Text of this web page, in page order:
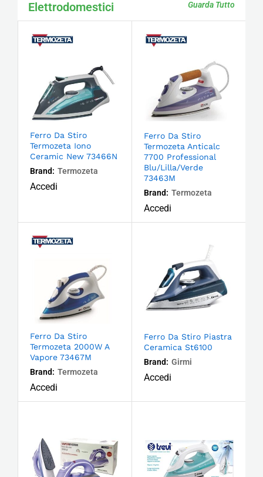
Elettrodomestici Guarda Tutto
Ferro Da Stiro
Termozeta Iono
Ceramic New 73466N
Brand: Termozeta
Accedi
Ferro Da Stiro
Termozeta Anticalc
7700 Professional
Blu/Lilla/Verde
73463M
Brand: Termozeta
Accedi
Ferro Da Stiro
Termozeta 2000W A
Vapore 73467M
Brand: Termozeta
Accedi
Ferro Da Stiro Piastra
Ceramica St6100
Brand: Girmi
Accedi